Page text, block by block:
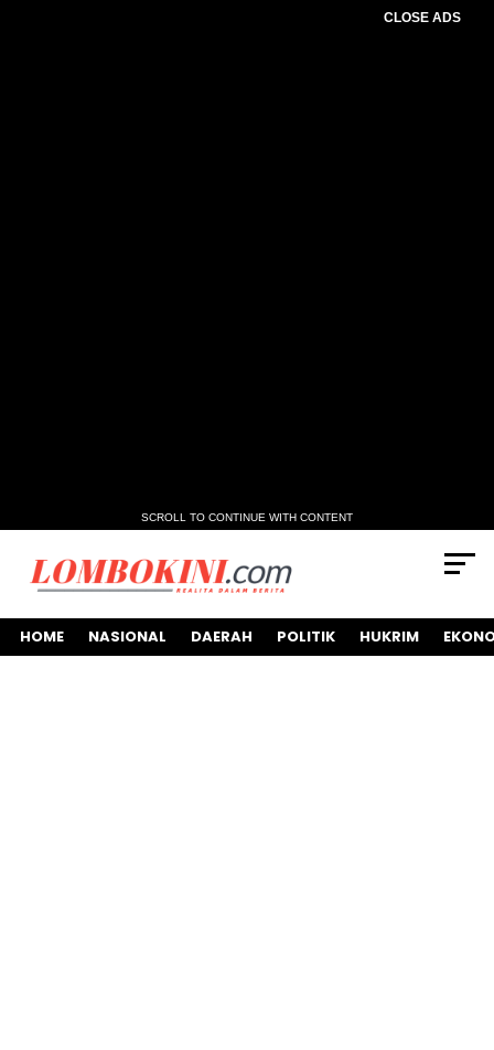
CLOSE ADS
SCROLL TO CONTINUE WITH CONTENT
HOME NASIONAL DAERAH POLITIK HUKRIM